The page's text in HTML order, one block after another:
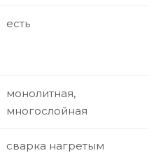
есть
монолитная,
многослойная
сварка нагретым